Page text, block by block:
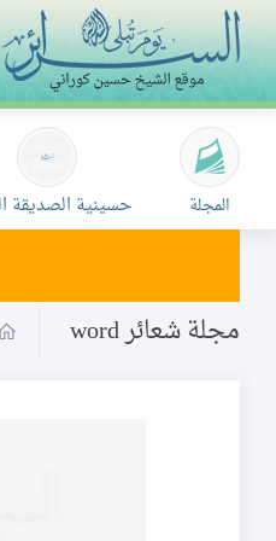
المجلة حسينية الصديقة
مجلة شعائر word